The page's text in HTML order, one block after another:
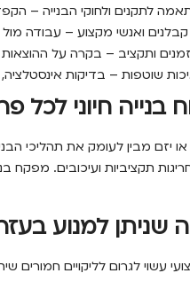
לתקנים ולחוקי הבנייה –
קבלנים ואנשי מקצוע – עבודה
ותקציב – בקרה על ההוצאות
שוטפות – בדיקות
בנייה חיוני לכל
מבין לעומק את תהליכי
תקציביות ועיכובים.
שניתן למנוע
עשוי לגרום לליקויים חמורים